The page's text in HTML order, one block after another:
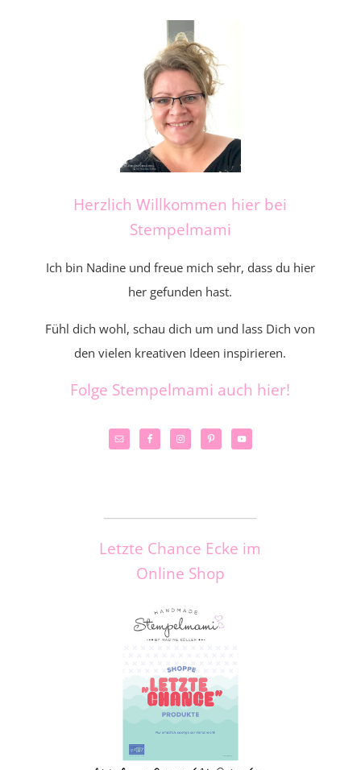
Herzlich Willkommen hier bei
Stempelmami
Ich bin Nadine und freue mich sehr, dass du hier
her gefunden hast.
Fühl dich wohl, schau dich um und lass Dich von
den vielen kreativen Ideen inspirieren.
Folge Stempelmami auch hier!
Letzte Chance Ecke im
Online Shop